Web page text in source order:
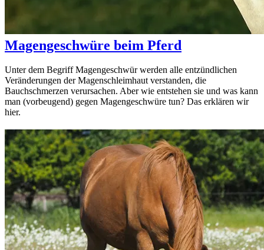
Magengeschwüre beim Pferd
Unter dem Begriff Magengeschwür werden alle entzündlichen
Veränderungen der Magenschleimhaut verstanden, die
Bauchschmerzen verursachen. Aber wie entstehen sie und was kann
man (vorbeugend) gegen Magengeschwüre tun? Das erklären wir
hier.